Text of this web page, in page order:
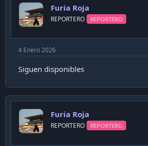
Furia Roja
REPORTERO REPORTERO
4 Enero 2026
Siguen disponibles
Furia Roja
REPORTERO REPORTERO